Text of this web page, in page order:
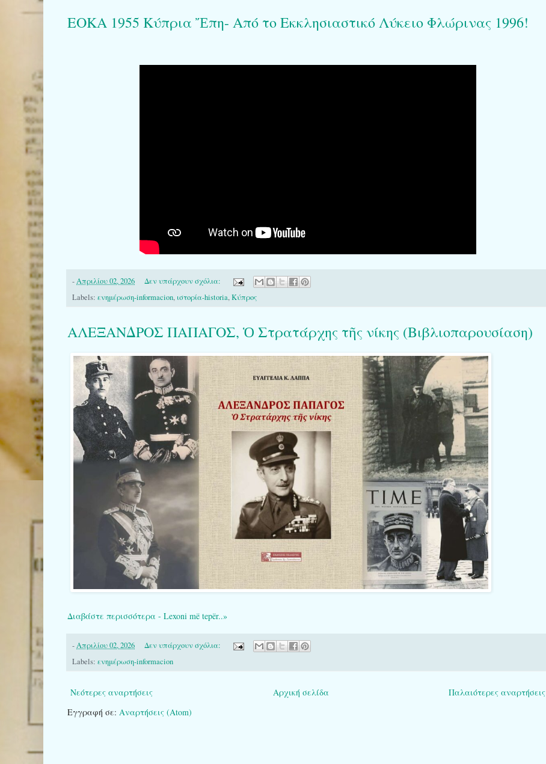
ΕΟΚΑ 1955 Κύπρια Ἔπη- Από το Εκκλησιαστικό Λύκειο Φλώρινας 1996!
-Απριλίου 02, 2026
Δεν υπάρχουν σχόλια:
Labels: ενημέρωση-informacion, ιστορία-historia,Κύπρος
ΑΛΕΞΑΝΔΡΟΣ ΠΑΠΑΓΟΣ, Ὁ Στρατάρχης τῆς νίκης (Βιβλιοπαρουσίαση)
Διαβάστε περισσότερα - Lexoni më tepër..»
-Απριλίου 02, 2026
Δεν υπάρχουν σχόλια:
Labels: ενημέρωση-informacion
Νεότερες αναρτήσεις Παλαιότερες αναρτήσεις
Αρχική σελίδα
Εγγραφή σε: Αναρτήσεις (Atom)